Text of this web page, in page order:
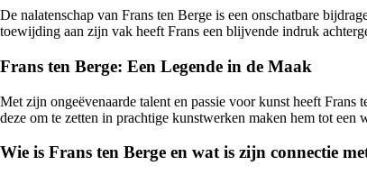
De nalatenschap van Frans ten Berge is een onschatbare
toewijding aan zijn vak heeft Frans een blijvende indruk
Frans ten Berge: Een Legende in de Maak
Met zijn ongeëvenaarde talent en passie voor kunst heeft
deze om te zetten in prachtige kunstwerken maken hem tot
Wie is Frans ten Berge en wat is zijn connectie